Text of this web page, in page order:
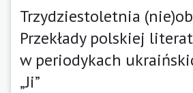
Trzydziestoletnia
Przekłady polskiej
w periodykach
„Ji”